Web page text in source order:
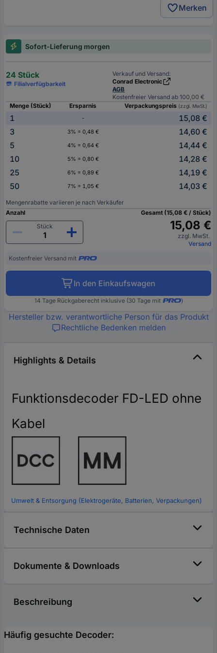
Merken
Sofort-Lieferung morgen
24 Stück
Filialverfügbarkeit
Verkauf und Versand:
Conrad Electronic
AGB
Kostenfreier Versand ab 100,00 €
Menge (Stück)
Ersparnis Verpackungspreis (zzgl. MwSt.)
1 -
15,08 €
3
3% = 0,48 €
14,60 €
5
4% = 0,64 €
14,44 €
10
5% = 0,80 €
14,28 €
25
6% = 0,89 €
14,19 €
50
7% = 1,05 € 14,03 €
Mengenrabatte variieren je nach Verkäufer
Anzahl
Stück
Gesamt (15,08 € / Stück)
15,08 €
zzgl. MwSt.
Versand
Kostenfreier Versand mit
In den Einkaufswagen
14 Tage Rückgaberecht inklusive (30 Tage mit )
Hersteller bzw. verantwortliche Person für das Produkt
Rechtliche Bedenken melden
Highlights & Details
Funktionsdecoder FD-LED ohne
Kabel
Umwelt & Entsorgung (Elektrogeräte, Batterien, Verpackungen)
Technische Daten
Dokumente & Downloads
Beschreibung
Häufig gesuchte Decoder: